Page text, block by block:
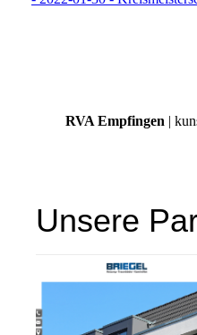
RVA Empfingen |
Unsere